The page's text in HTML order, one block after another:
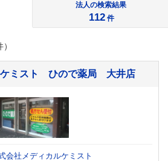
法人の検索結果
112 件
ケミスト ひので薬局 大井店
会社メディカルケミスト